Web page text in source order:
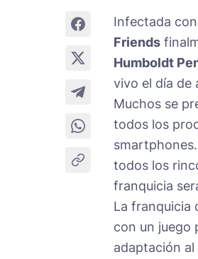
Infectada
Friends
Humboldt
vivo el día de
Muchos se
todos los
todos los
franquicia
La franquicia
con un juego
adaptación